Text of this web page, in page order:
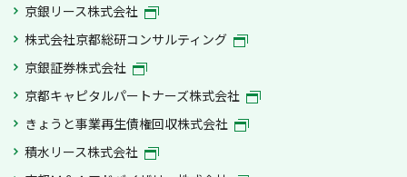
京銀リース株式会社
株式会社京都総研コンサルティング
京銀証券株式会社
京都キャピタルパートナーズ株式会社
きょうと事業再生債権回収株式会社
積水リース株式会社